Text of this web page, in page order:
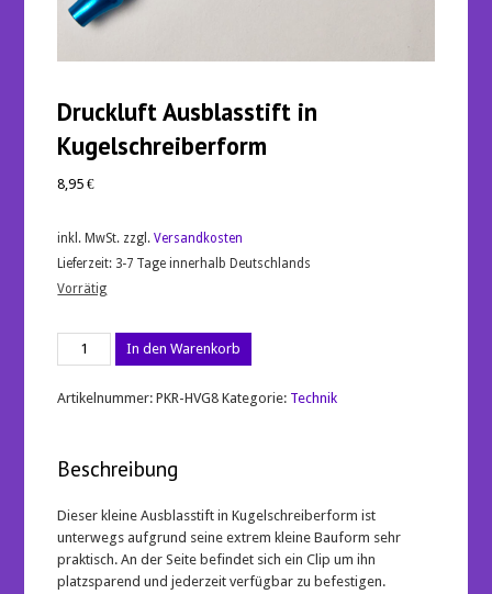
Druckluft Ausblasstift in
Kugelschreiberform
8,95€
inkl. MwSt. zzgl.Versandkosten
Lieferzeit: 3-7 Tage innerhalb Deutschlands
Vorrätig
Druckluft
Kugelschreiberform
In den Warenkorb
Artikelnummer:PKR-HVG8 Kategorie: Technik
Beschreibung
Dieser kleine Ausblasstift in Kugelschreiberform ist
unterwegs aufgrund seine extrem kleine Bauform sehr
praktisch. An der Seite befindet sich ein Clip um ihn
platzsparend und jederzeit verfügbar zu befestigen.